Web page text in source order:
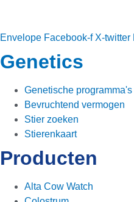
Envelope Facebook-f X-twitter
Genetics
Genetische programma's
Bevruchtend vermogen
Stier zoeken
Stierenkaart
Producten
Alta Cow Watch